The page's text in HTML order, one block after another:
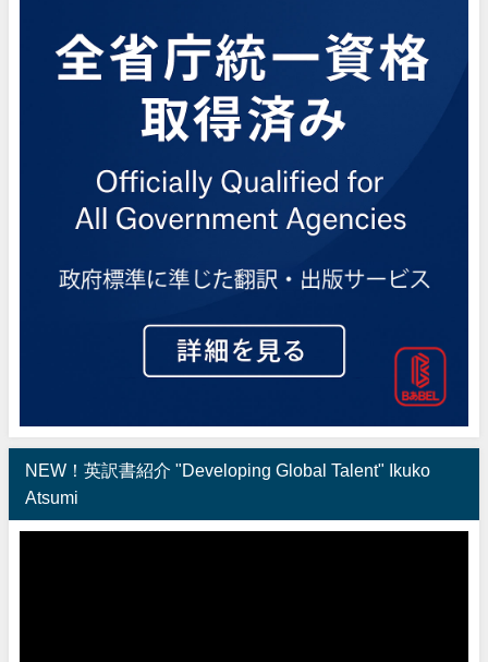
NEW！英訳書紹介 "Developing Global Talent" Ikuko
Atsumi